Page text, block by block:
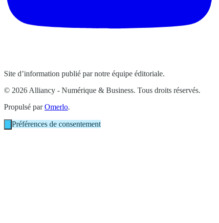
Site d’information publié par notre équipe éditoriale.
© 2026 Alliancy - Numérique & Business. Tous droits réservés.
Propulsé parOmerlo.
Préférences de consentement